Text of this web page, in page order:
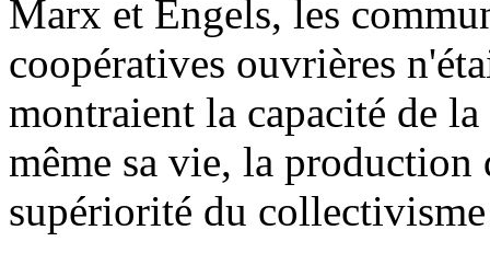
Marx et Engels, les
coopératives ouvrières
montraient la capacité de
même sa vie, la production
supériorité du